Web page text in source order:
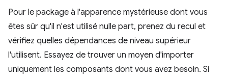
Pour le package à l'apparence mystérieuse dont vous
êtes sûr qu'il n'est utilisé nulle part, prenez du recul et
vérifiez quelles dépendances de niveau supérieur
l'utilisent. Essayez de trouver un moyen d'importer
uniquement les composants dont vous avez besoin. Si